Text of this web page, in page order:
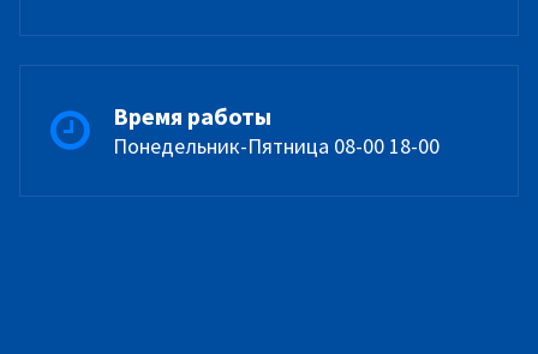
Время работы
Понедельник-Пятница 08-00 18-00